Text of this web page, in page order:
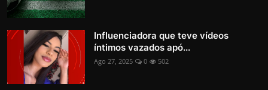
Influenciadora que teve vídeos
íntimos vazados apó...
Ago 27, 2025 0 502